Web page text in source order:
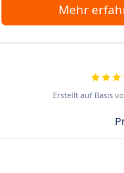
Mehr
Erstellt auf Basis